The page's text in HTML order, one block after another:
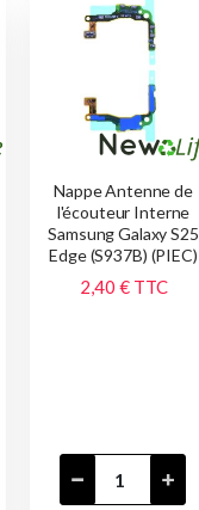
Nappe Antenne de
l'écouteur Interne
Samsung Galaxy S25
Edge (S937B) (PIEC)
2,40 € TTC